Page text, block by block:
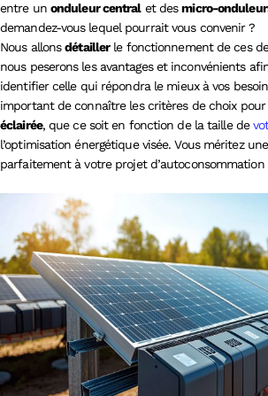
entre un onduleur centralet desmicro-
demandez-vous lequel pourrait vous convenir ?
Nous allonsdétaillerle fonctionnement de ces
nous peserons les avantages et inconvénients
identifier celle qui répondra le mieux à vos
important de connaître les critères de choix
éclairée, que ce soit en fonction de la taille de
l’optimisation énergétique visée. Vous méritez
parfaitement à votre projet d’autoconsommation